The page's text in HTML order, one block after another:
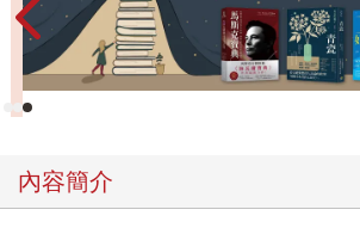
內容簡介